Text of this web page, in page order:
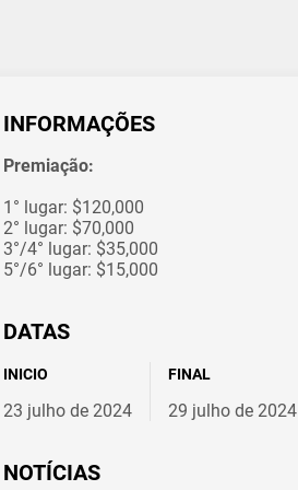
INFORMAÇÕES
Premiação:
1° lugar: $120,000
2° lugar: $70,000
3°/4° lugar: $35,000
5°/6° lugar: $15,000
DATAS
INICIO
23 julho de 2024
FINAL
29 julho de 2024
NOTÍCIAS